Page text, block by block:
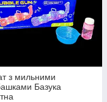
з мильними
Базука